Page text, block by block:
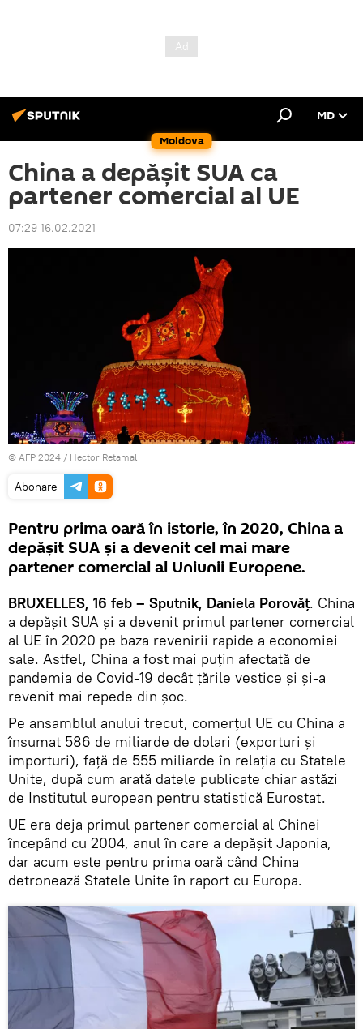
Moldova
MD
China a depășit SUA ca
partener comercial al UE
07:29 16.02.2021
© AFP 2024 / Hector Retamal
Abonare
Pentru prima oară în istorie, în 2020, China a
depășit SUA și a devenit cel mai mare
partener comercial al Uniunii Europene.
BRUXELLES, 16 feb – Sputnik, Daniela Porovăț. China
a depășit SUA și a devenit primul partener comercial
al UE în 2020 pe baza revenirii rapide a economiei
sale. Astfel, China a fost mai puțin afectată de
pandemia de Covid-19 decât țările vestice și și-a
revenit mai repede din șoc.
Pe ansamblul anului trecut, comerțul UE cu China a
însumat 586 de miliarde de dolari (exporturi și
importuri), față de 555 miliarde în relația cu Statele
Unite, după cum arată datele publicate chiar astăzi
de Institutul european pentru statistică Eurostat.
UE era deja primul partener comercial al Chinei
începând cu 2004, anul în care a depășit Japonia,
dar acum este pentru prima oară când China
detronează Statele Unite în raport cu Europa.